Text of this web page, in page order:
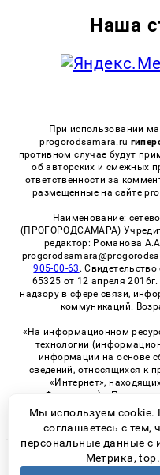
Наша
При использовании
progorodsamara.ru
противном случае будут
об авторских и смежных
ответственности за
размещенные на сайте
Наименование:
(ПРОГОРОДСАМАРА)
редактор: Романова
905-00-63 .
65325 от 12 апреля
надзору в сфере связи,
коммуникаций.
«На информационном
технологии
информации на основе
сведений, относящихся к
«Интернет»,
Федерации)». Правила
технологий в виджетах
© 2026
Мы используем cookie.
соглашаетесь с
персональные данные с
Метрика,